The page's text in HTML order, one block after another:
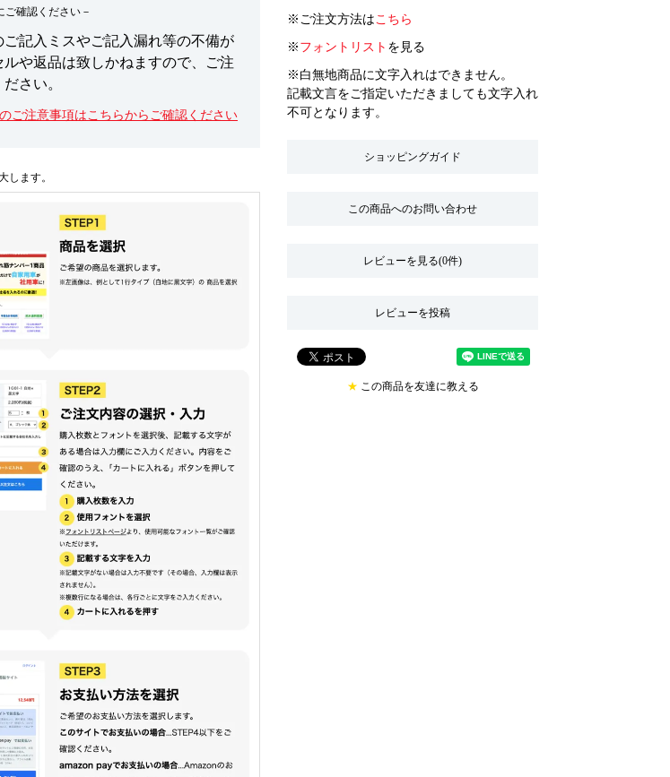
ご確認ください－
記入ミスやご記入漏れ等の不備が
や返品は致しかねますので、ご注
さい。
ご注意事項はこちらからご確認ください
します。
※ご注文方法は こちら
※ フォントリスト を見る
※白無地商品に文字入れはできません。
記載文言をご指定いただきましても文字入れ
不可となります。
ショッピングガイド
この商品へのお問い合わせ
レビューを見る(0件)
レビューを投稿
★ この商品を友達に教える